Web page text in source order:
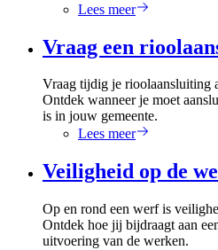
Lees meer
Vraag een
Vraag tijdig je rioolaansluiting
Ontdek wanneer je moet
is in jouw gemeente.
Lees meer
Veiligheid op de
Op en rond een werf is
Ontdek hoe jij bijdraagt aan
uitvoering van de werken.